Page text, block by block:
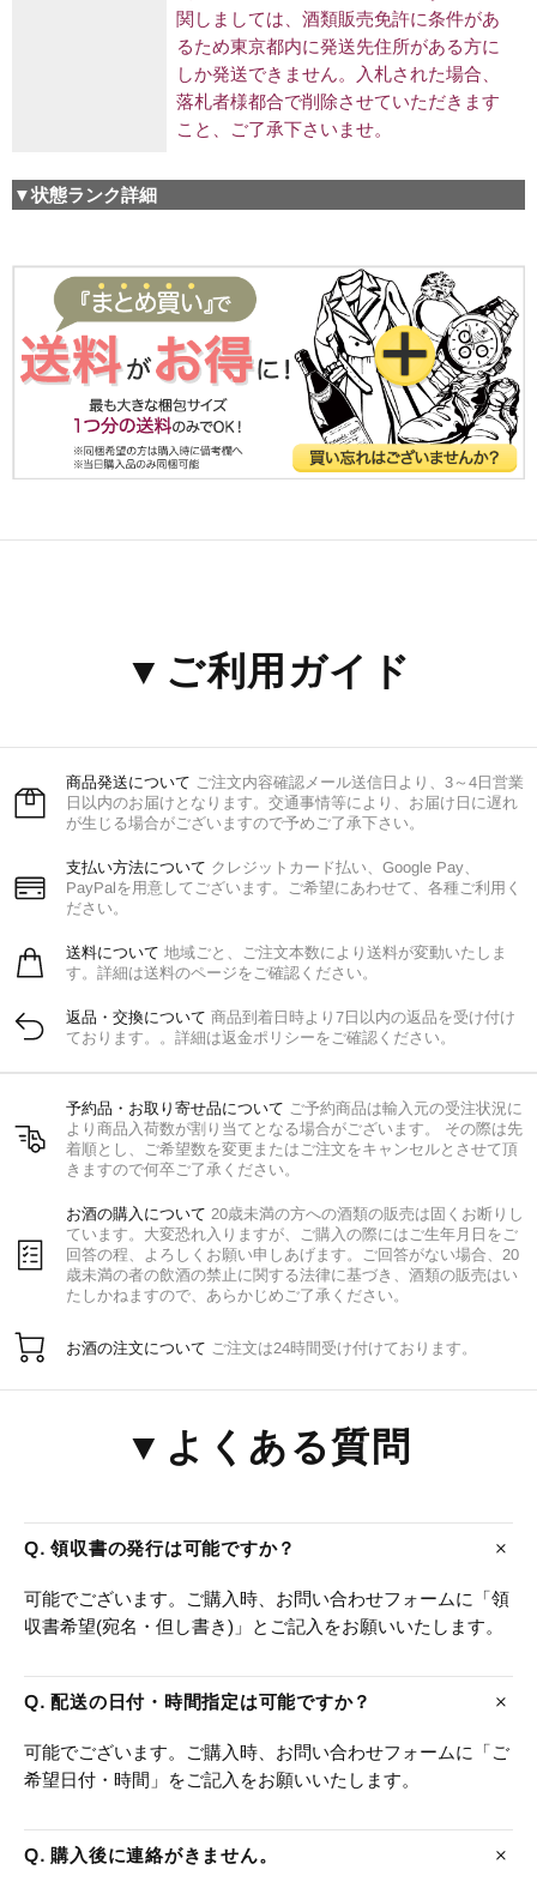
関しましては、酒類販売免許に条件があ
るため東京都内に発送先住所がある方に
しか発送できません。入札された場合、
落札者様都合で削除させていただきます
こと、ご了承下さいませ。
▼状態ランク詳細
▼ご利用ガイド
商品発送について ご注文内容確認メール送信日より、3～4日営業
日以内のお届けとなります。交通事情等により、お届け日に遅れ
が生じる場合がございますので予めご了承下さい。
支払い方法について クレジットカード払い、Google Pay、
PayPalを用意してございます。ご希望にあわせて、各種ご利用く
ださい。
送料について 地域ごと、ご注文本数により送料が変動いたしま
す。詳細は送料のページをご確認ください。
返品・交換について 商品到着日時より7日以内の返品を受け付け
ております。。詳細は返金ポリシーをご確認ください。
予約品・お取り寄せ品について ご予約商品は輸入元の受注状況に
より商品入荷数が割り当てとなる場合がございます。 その際は先
着順とし、ご希望数を変更またはご注文をキャンセルとさせて頂
きますので何卒ご了承ください。
お酒の購入について 20歳未満の方への酒類の販売は固くお断りし
ています。大変恐れ入りますが、ご購入の際にはご生年月日をご
回答の程、よろしくお願い申しあげます。ご回答がない場合、20
歳未満の者の飲酒の禁止に関する法律に基づき、酒類の販売はい
たしかねますので、あらかじめご了承ください。
お酒の注文について ご注文は24時間受け付けております。
▼よくある質問
Q. 領収書の発行は可能ですか？
可能でございます。ご購入時、お問い合わせフォームに「領
収書希望(宛名・但し書き)」とご記入をお願いいたします。
Q. 配送の日付・時間指定は可能ですか？
可能でございます。ご購入時、お問い合わせフォームに「ご
希望日付・時間」をご記入をお願いいたします。
Q. 購入後に連絡がきません。